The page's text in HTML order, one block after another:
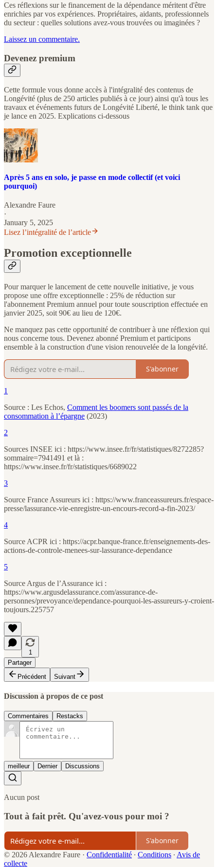
Ces réflexions sur le financement de la dépendance méritent d'être
enrichies par vos expériences. Propriétaires, aidants, professionnels
du secteur : quelles solutions avez-vous trouvées ou imaginées ?
Laissez un commentaire.
Devenez premium
Cette formule vous donne accès à l'intégralité des contenus de
Longévité (plus de 250 articles publiés à ce jour) ainsi qu'à tous les
travaux et événements futurs de Longévité Liberté, le think tank que
je lance en 2025. Explications ci-dessous
Après 5 ans en solo, je passe en mode collectif (et voici
pourquoi)
Alexandre Faure
·
January 5, 2025
Lisez l’intégralité de l’article
Promotion exceptionnelle
Pour marquer le lancement de cette nouvelle initiative, je vous
propose une offre exceptionnelle : 25% de réduction sur
l'abonnement Premium annuel pour toute souscription effectuée en
janvier 2025, soit 90€ au lieu de 120€.
Ne manquez pas cette opportunité de contribuer à une réflexion qui
nous concerne tous. Devenez abonné Premium et participons
ensemble à la construction d'une vision renouvelée de la longévité.
S'abonner
1
Source : Les Echos, Comment les boomers sont passés de la
consommation à l’épargne (2023)
2
Sources INSEE ici : https://www.insee.fr/fr/statistiques/8272285?
sommaire=7941491 et là :
https://www.insee.fr/fr/statistiques/6689022
3
Source France Assureurs ici : https://www.franceassureurs.fr/espace-
presse/lassurance-vie-enregistre-un-encours-record-a-fin-2023/
4
Source ACPR ici : https://acpr.banque-france.fr/enseignements-des-
actions-de-controle-menees-sur-lassurance-dependance
5
Source Argus de l’Assurance ici :
https://www.argusdelassurance.com/assurance-de-
personnes/prevoyance/dependance-pourquoi-les-assureurs-y-croient-
toujours.225757
1
Partager
Précédent
Suivant
Discussion à propos de ce post
Commentaires Restacks
meilleur Dernier Discussions
Aucun post
Tout à fait prêt. Qu'avez-vous pour moi ?
S'abonner
© 2026 Alexandre Faure · Confidentialité ∙ Conditions ∙ Avis de
collecte